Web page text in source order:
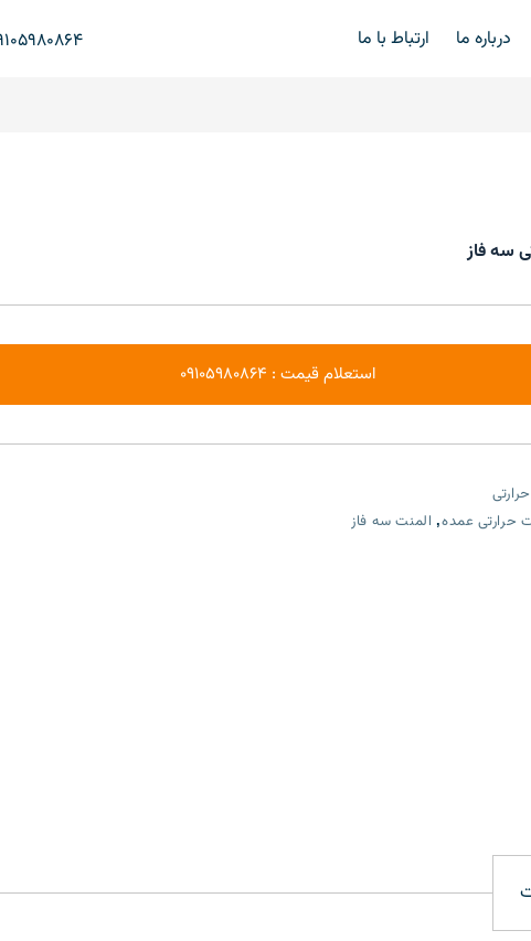
درباره ما ارتباط با ما
سه فاز
استعلام قیمت : 09105980864
حرارتی عمده, المنت سه فاز